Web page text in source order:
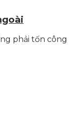
phải tốn công